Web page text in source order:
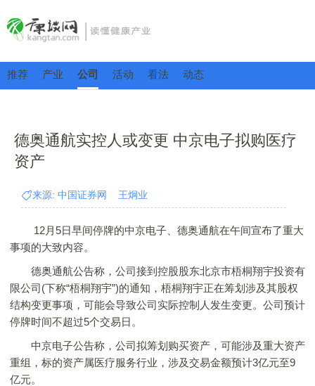
推荐 产业 公司 活动 看法 动态
德奥通航实控人或变更 中京电子拟购医疗
资产
来源: 中国证券网 王炯业
12月5日早间停牌的中京电子、德奥通航在午间宣布了重大
事项的大致内容。
德奥通航公告称，公司接到控股股东北京市梧桐翔宇投资有
限公司(下称“梧桐翔宇”)的通知，梧桐翔宇正在筹划涉及其股权
结构变更事项，可能会导致公司实际控制人发生变更。公司预计
停牌时间不超过5个交易日。
中京电子公告称，公司拟筹划购买资产，可能涉及重大资产
重组，标的资产属医疗服务行业，涉及交易金额预计3亿元至9
亿元。